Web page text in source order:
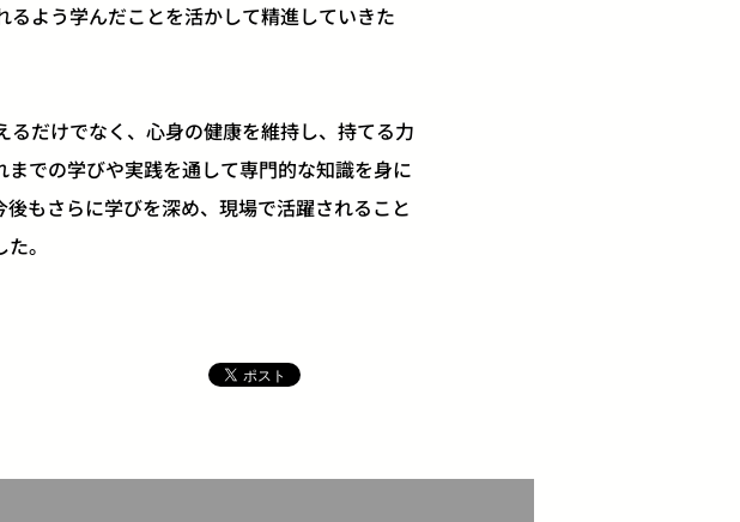
よう学んだことを活かして精進していきた
だけでなく、心身の健康を維持し、持てる力
での学びや実践を通して専門的な知識を身に
もさらに学びを深め、現場で活躍されること
。